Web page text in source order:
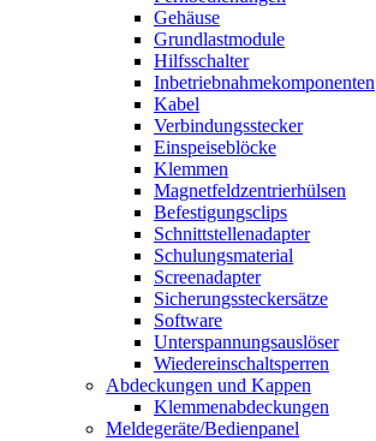
Gehäuse
Grundlastmodule
Hilfsschalter
Inbetriebnahmekomponenten
Kabel
Verbindungsstecker
Einspeiseblöcke
Klemmen
Magnetfeldzentrierhülsen
Befestigungsclips
Schnittstellenadapter
Schulungsmaterial
Screenadapter
Sicherungssteckersätze
Software
Unterspannungsauslöser
Wiedereinschaltsperren
Abdeckungen und Kappen
Klemmenabdeckungen
Meldegeräte/Bedienpanel